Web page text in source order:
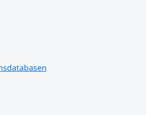
annan webbplats.